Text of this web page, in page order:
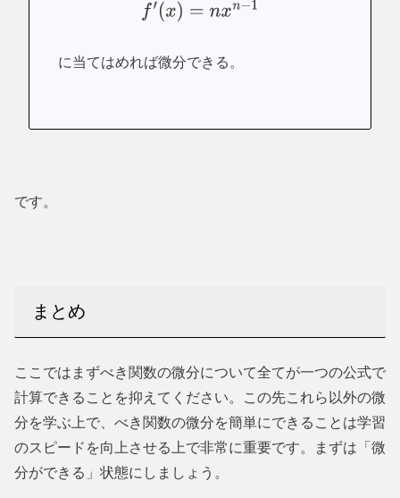
f′( x)=n xn−1
に当てはめれば微分できる。
です。
まとめ
ここではまずべき関数の微分について全てが一つの公式で
計算できることを抑えてください。この先これら以外の微
分を学ぶ上で、べき関数の微分を簡単にできることは学習
のスピードを向上させる上で非常に重要です。まずは「微
分ができる」状態にしましょう。